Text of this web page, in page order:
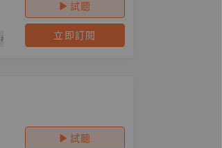
#客家委員會 #鏡萬象
試聽
立即訂閱
試聽